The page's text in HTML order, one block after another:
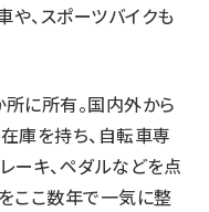
、スポーツバイクも
に所有。国内外から
庫を持ち、自転車専
ーキ、ペダルなどを点
ここ数年で一気に整